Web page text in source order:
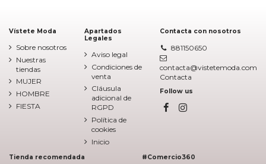
Vístete Moda
Sobre nosotros
Nuestras
tiendas
MUJER
HOMBRE
FIESTA
Apartados
Legales
Aviso legal
Condiciones de
venta
Cláusula
adicional de
RGPD
Política de
cookies
Inicio
Contacta con nosotros
881150650
contacta@vistetemoda.com
Contacta
Follow us
Tienda recomendada #Comercio360